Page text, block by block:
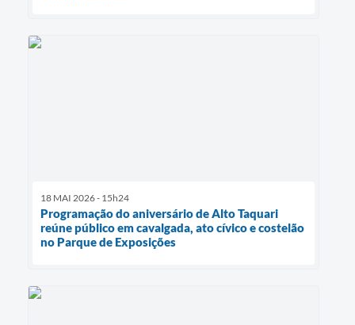
18 MAI 2026 - 15h24
Programação do aniversário de Alto Taquari
reúne público em cavalgada, ato cívico e costelão
no Parque de Exposições